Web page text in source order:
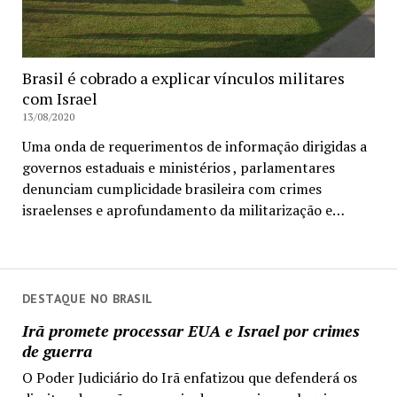
DESTAQUE NO BRASIL
Irã promete processar EUA e Israel por crimes
de guerra
O Poder Judiciário do Irã enfatizou que defenderá os
Brasil é cobrado a explicar vínculos militares
com Israel
13/08/2020
Uma onda de requerimentos de informação dirigidas a
governos estaduais e ministérios , parlamentares
denunciam cumplicidade brasileira com crimes
israelenses e aprofundamento da militarização e…